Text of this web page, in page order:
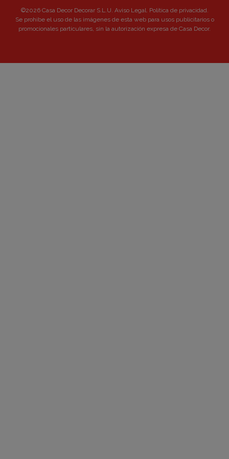
©2026 Casa Decor Decorar S.L.U. Aviso Legal. Política de privacidad.
Se prohibe el uso de las imágenes de esta web para usos publicitarios o
promocionales particulares, sin la autorización expresa de Casa Decor.